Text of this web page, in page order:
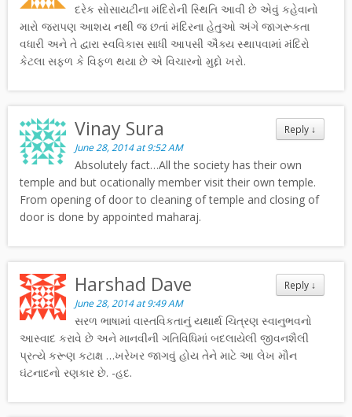
દરેક સોસાયટીના મંદિરોની સ્થિતિ આવી છે એવું કહેવાનો
મારો જરાપણ આશય નથી જ છતાં મંદિરના હેતુઓ અંગે જાગરૂકતા
વધારી અને તે દ્વારા સ્વવિકાસ સાધી આપસી ઐક્ય સ્થાપવામાં મંદિરો
કેટલા સફળ કે વિફળ થયા છે એ વિચારનો મુદ્દો ખરો.
Reply ↓
Vinay Sura
June 28, 2014 at 9:52 AM
Absolutely fact…All the society has their own
temple and but ocationally member visit their own temple.
From opening of door to cleaning of temple and closing of
door is done by appointed maharaj.
Reply ↓
Harshad Dave
June 28, 2014 at 9:49 AM
સરળ ભાષામાં વાસ્તવિકતાનું યથાર્થ ચિત્રણ સ્વાનુભવનો
આસ્વાદ કરાવે છે અને માનવીની ગતિવિધિમાં બદલાયેલી જીવનશૈલી
પ્રત્યે કરૂણ કટાક્ષ …ખરેખર જાગવું હોય તેને માટે આ લેખ મૌન
ઘંટનાદનો રણકાર છે. -હદ.